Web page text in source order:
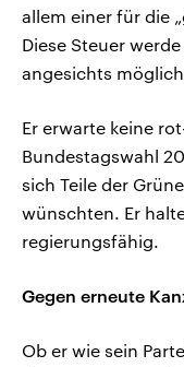
allem einer für die
Diese Steuer
angesichts
Er erwarte keine
Bundestagswahl
sich Teile der
wünschten. Er
regierungsfähig.
Gegen erneute
Ob er wie sein